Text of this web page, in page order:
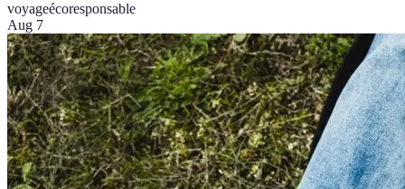
voyageécoresponsable
Aug 7